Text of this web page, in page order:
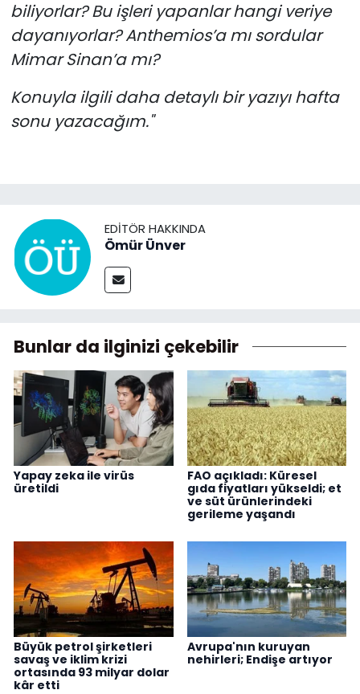
biliyorlar? Bu işleri yapanlar hangi veriye
dayanıyorlar? Anthemios’a mı sordular
Mimar Sinan’a mı?
Konuyla ilgili daha detaylı bir yazıyı hafta
sonu yazacağım."
EDITÖR HAKKINDA
Ömür Ünver
Bunlar da ilginizi çekebilir
Yapay zeka ile virüs
üretildi
FAO açıkladı: Küresel
gıda fiyatları yükseldi; et
ve süt ürünlerindeki
gerileme yaşandı
Büyük petrol şirketleri
savaş ve iklim krizi
ortasında 93 milyar dolar
kâr etti
Avrupa'nın kuruyan
nehirleri; Endişe artıyor